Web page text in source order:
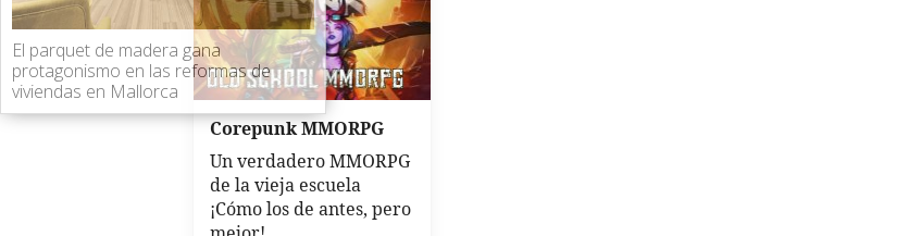
Corepunk MMORPG
Un verdadero MMORPG
de la vieja escuela
¡Cómo los de antes, pero
El parquet de madera gana
protagonismo en las reformas de
viviendas en Mallorca